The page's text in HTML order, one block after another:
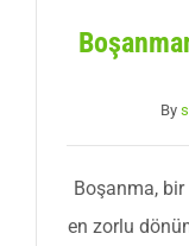
By
Boşanma,
en zorlu